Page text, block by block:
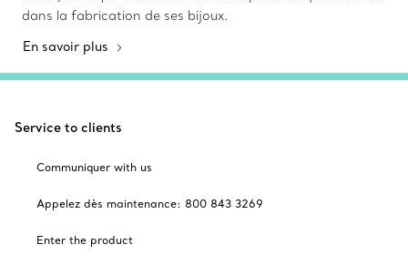
dans la fabrication de ses bijoux.
En savoir plus
Service to clients
Communiquer with us
Appelez dès maintenance: 800 843 3269
Enter the product